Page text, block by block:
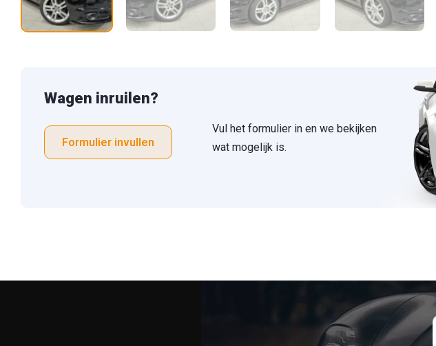
Wagen inruilen?
Formulier invullen
Vul het formulier in en we bekijken
wat mogelijk is.